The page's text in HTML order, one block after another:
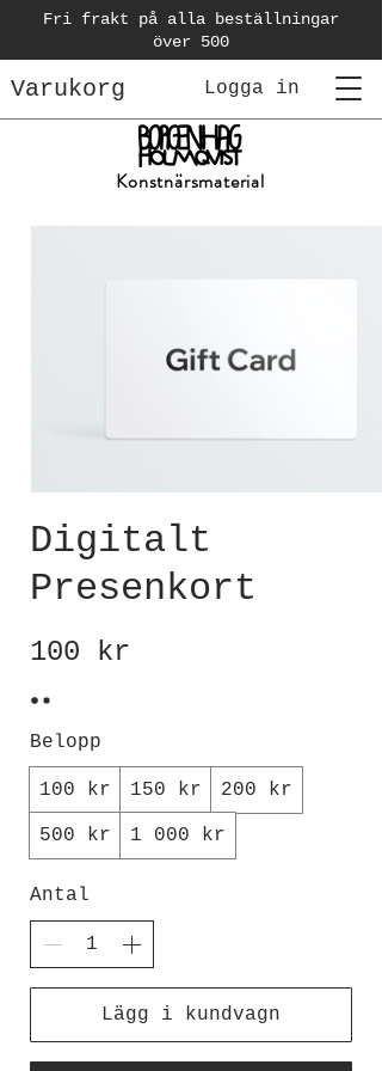
Fri frakt på alla beställningar
över 500
Varukorg Logga in
Konstnärsmaterial
Digitalt
Presenkort
100 kr
Belopp
100 kr 150 kr 200 kr
500 kr 1 000 kr
Antal
Lägg i kundvagn